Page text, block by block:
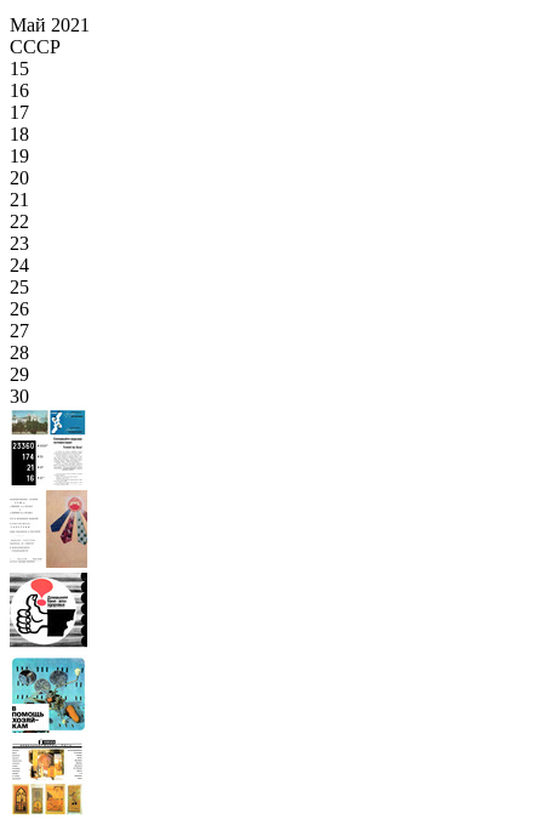
Май 2021
СССР
15
16
17
18
19
20
21
22
23
24
25
26
27
28
29
30